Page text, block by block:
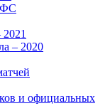
2021
– 2020
и официальных